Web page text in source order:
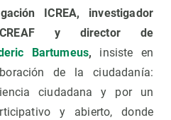
ICREA, investigador
y director de
Bartumeus, insiste en
de la ciudadanía:
ciudadana y por un
y abierto, donde